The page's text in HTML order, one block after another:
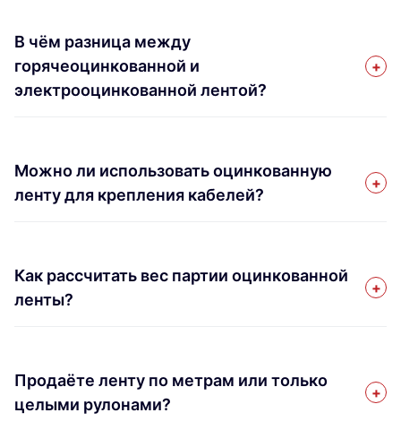
В чём разница между
горячеоцинкованной и
электрооцинкованной лентой?
Можно ли использовать оцинкованную
ленту для крепления кабелей?
Как рассчитать вес партии оцинкованной
ленты?
Продаёте ленту по метрам или только
целыми рулонами?